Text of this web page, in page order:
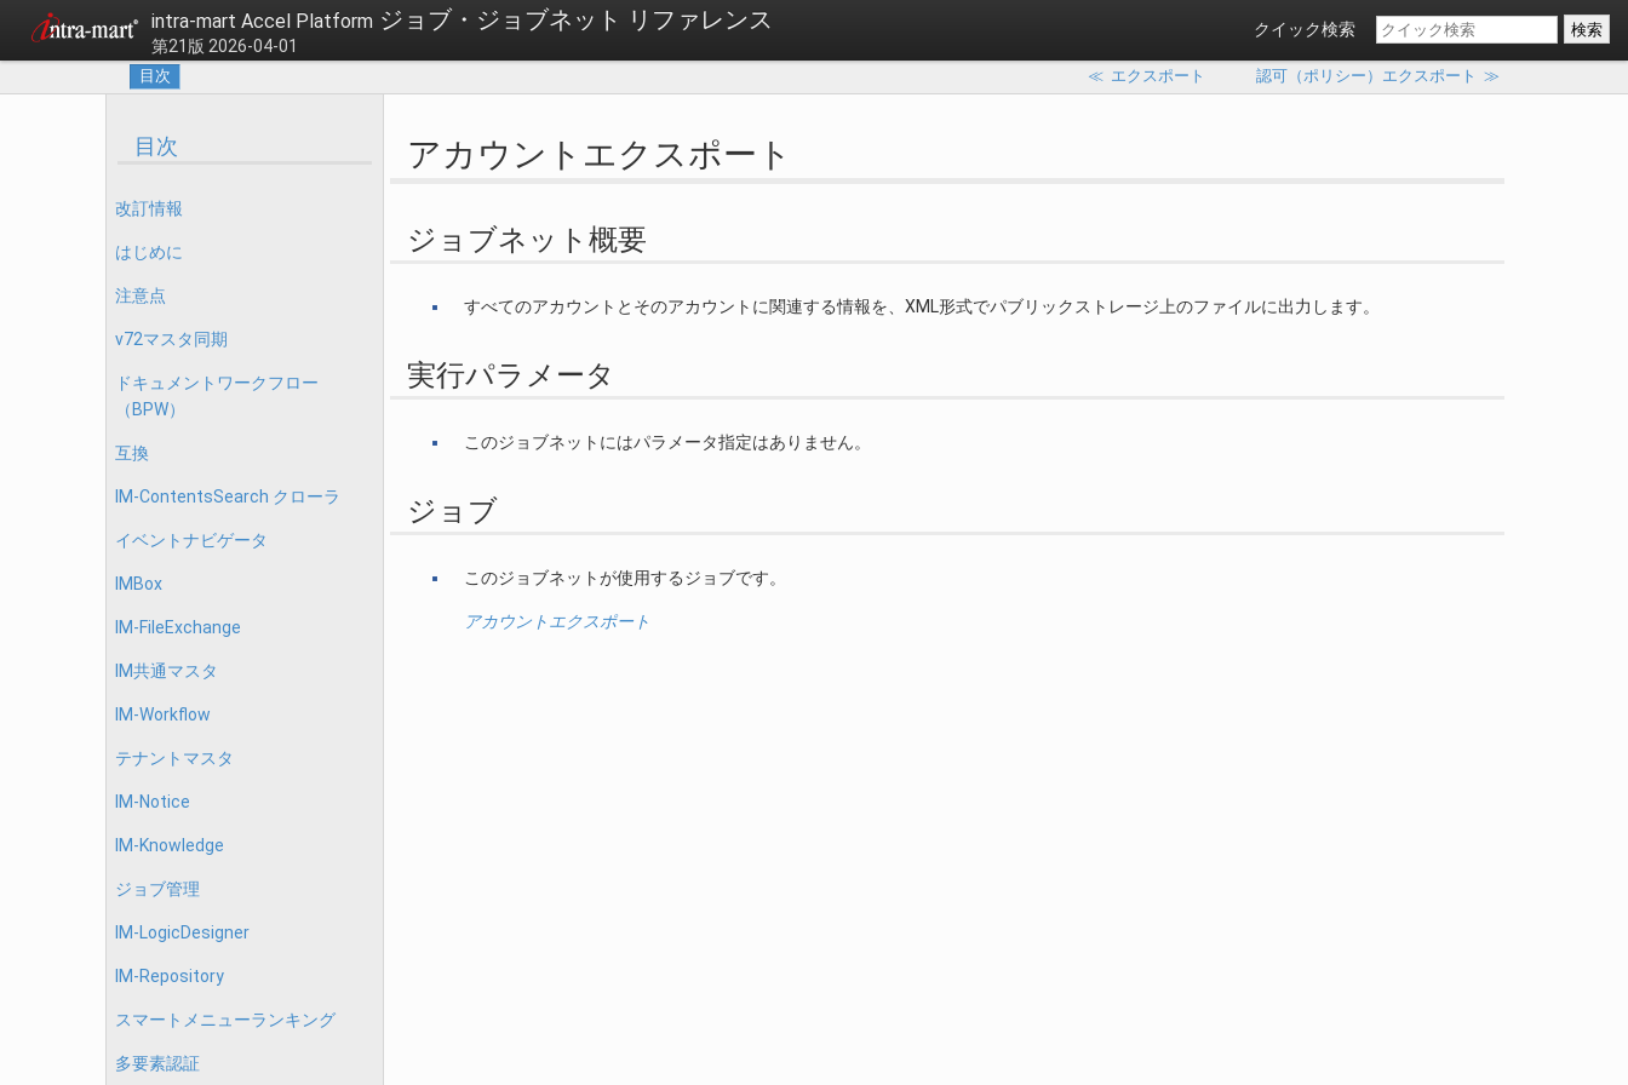
intra-mart Accel Platform ジョブ・ジョブネット リファレンス
第21版 2026-04-01
クイック検索
目次 ≪ エクスポート 認可（ポリシー）エクスポート ≫
目次
改訂情報
はじめに
注意点
v72マスタ同期
ドキュメントワークフロー
（BPW）
互換
IM-ContentsSearch クローラ
イベントナビゲータ
IMBox
IM-FileExchange
IM共通マスタ
IM-Workflow
テナントマスタ
IM-Notice
IM-Knowledge
ジョブ管理
IM-LogicDesigner
IM-Repository
スマートメニューランキング
多要素認証
アカウントエクスポート
ジョブネット概要
すべてのアカウントとそのアカウントに関連する情報を、XML形式でパブリックストレージ上のファイルに出力します。
実行パラメータ
このジョブネットにはパラメータ指定はありません。
ジョブ
このジョブネットが使用するジョブです。
アカウントエクスポート